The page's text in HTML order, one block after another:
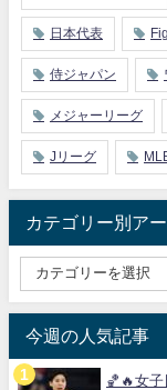
日本代表
侍ジャパン
メジャーリーグ
Jリーグ
カテゴリー別ア
今週の人気記事
🏀🔥女